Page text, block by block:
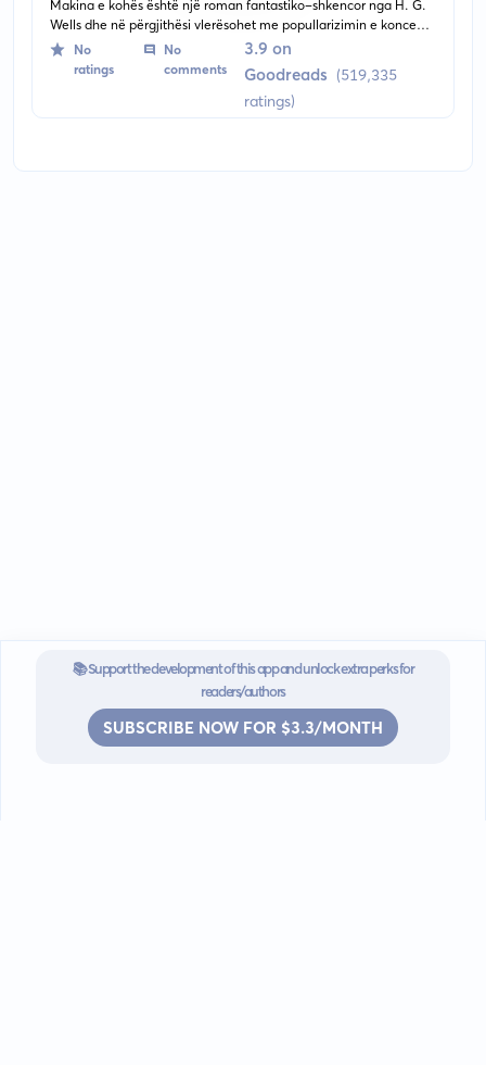
Makina e kohës është një roman fantastiko-shkencor nga H. G.
Wells dhe në përgjithësi vlerësohet me popullarizimin e konceptit
të udhëtimit në kohë. Tregimi paraqet një njeri të referuar vetëm
si "Udhëtari në kohë", i cili shpik një makinë që e çon atë në të
ardhmen, ku ai ndeshet me shoqëri të krijesave të ndryshme.
No
ratings
No
comments
3.9 on
Goodreads (519,335
ratings)
📚 Support the development of this app and unlock extra perks for
readers/authors
SUBSCRIBE NOW FOR $3.3/MONTH